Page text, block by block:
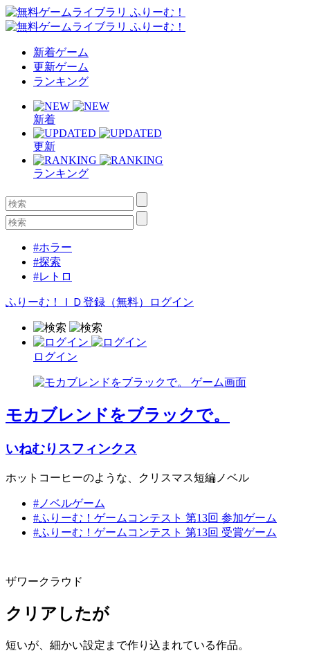
新着ゲーム
更新ゲーム
ランキング
新着
更新
ランキング
#ホラー
#探索
#レトロ
ふりーむ！ＩＤ登録（無料） ログイン
ログイン
モカブレンドをブラックで。
いねむりスフィンクス
ホットコーヒーのような、クリスマス短編ノベル
#ノベルゲーム
#ふりーむ！ゲームコンテスト 第13回 参加ゲーム
#ふりーむ！ゲームコンテスト 第13回 受賞ゲーム
ザワークラウド
クリアしたが
短いが、細かい設定まで作り込まれている作品。